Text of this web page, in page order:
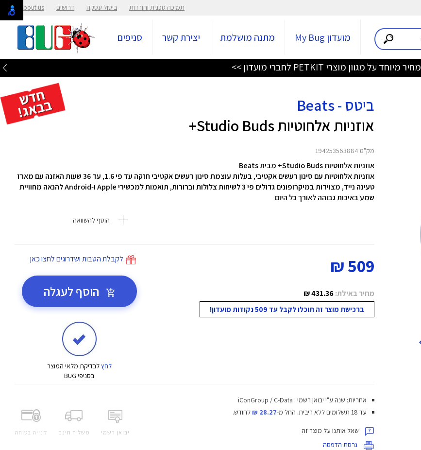
תמיכה טכנית והורדות ביטול עסקה דרושים About us
מועדון My Bug מתנה מושלמת יצירת קשר סניפים
מחיר מיוחד על מגוון מוצרי PETKIT לחברי מועדון >>
ביטס - Beats
אוזניות אלחוטיות Studio Buds+
מק"ט 194253563884
אוזניות אלחוטיות Studio Buds+ מבית Beats
אוזניות אלחוטיות עם סינון רעשים אקטיבי,בעלות עוצמת סינון רעשים אקטיבי חזקה עד פי 1.6,
עד 36 שעות האזנה עם מארז
טעינה נייד,מצוידות במיקרופונים גדולים פי 3 לשיחות צלולות וברורות, תואמות למכשירי Apple ו‑Android ל
הנאה מחוויית
שמע באיכות גבוהה לאורך כל היום
הוסף להשוואה
509 ₪
מחיר באילת:431.36 ₪
ברכישת מוצר זה תוכלו לקבל עד 509 נקודות מועדון!
לקבלת הטבות ושדרוגים לחצו כאן
הוסף לעגלה
לחץלבדיקת מלאי המוצר
בסניפי BUG
יבואן רשמי משלוח חינם קנייה בטוחה
אחריות: שנה ע"י יבואן רשמי : iConGroup / C-Data
עד 18 תשלומים ללא ריבית.
החל מ-28.27 ₪ לחודש.
שאל אותנו על מוצר זה
גרסת הדפסה